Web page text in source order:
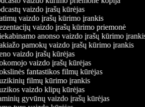
vaizdo įrašų kūrėjas
vaizdo įrašų kūrimo įrankis
vaizdo įrašų kūrimo priemonė
anonso vaizdo įrašų kūrimo įrankis
pamokų vaizdo įrašų kūrimo įrankis
vaizdo įrašų kūrėjas
vaizdo įrašų kūrėjas
fantastikos filmų kūrėjas
filmų kūrimo įrankis
vaizdo klipų kūrėjas
gyvūnų vaizdo įrašų kūrėjas